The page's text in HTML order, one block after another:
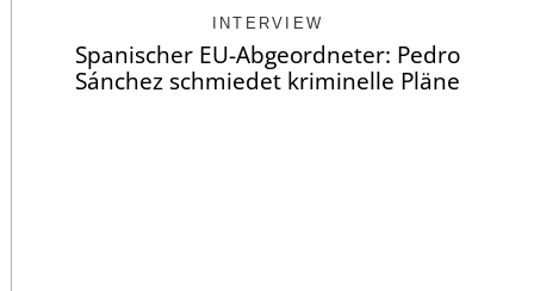
INTERVIEW
Spanischer EU-Abgeordneter: Pedro
Sánchez schmiedet kriminelle Pläne